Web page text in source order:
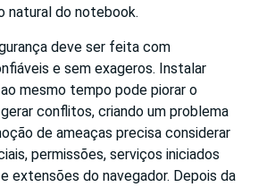
natural do notebook.
deve ser feita com
e sem exageros. Instalar
mesmo tempo pode piorar o
conflitos, criando um problema
de ameaças precisa considerar
permissões, serviços iniciados
extensões do navegador. Depois da